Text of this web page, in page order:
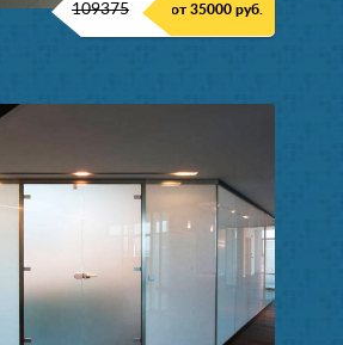
109375 от 35000 руб.